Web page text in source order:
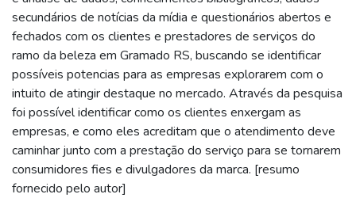
secundários de notícias da mídia e questionários abertos e
fechados com os clientes e prestadores de serviços do
ramo da beleza em Gramado RS, buscando se identificar
possíveis potencias para as empresas explorarem com o
intuito de atingir destaque no mercado. Através da pesquisa
foi possível identificar como os clientes enxergam as
empresas, e como eles acreditam que o atendimento deve
caminhar junto com a prestação do serviço para se tornarem
consumidores fies e divulgadores da marca. [resumo
fornecido pelo autor]